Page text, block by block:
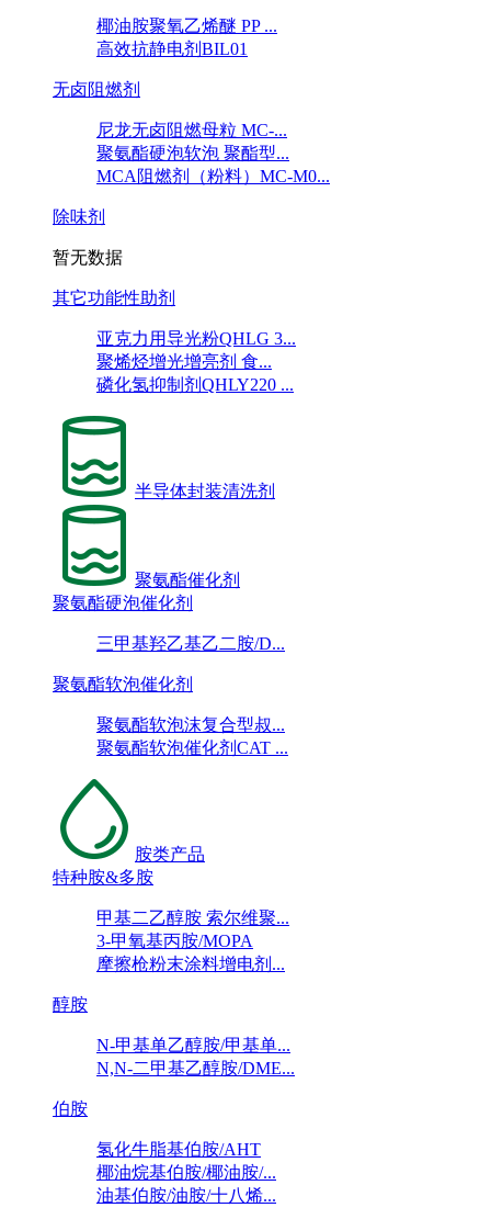
椰油胺聚氧乙烯醚 PP ...
高效抗静电剂BIL01
无卤阻燃剂
尼龙无卤阻燃母粒 MC-...
聚氨酯硬泡软泡 聚酯型...
MCA阻燃剂（粉料）MC-M0...
除味剂
暂无数据
其它功能性助剂
亚克力用导光粉QHLG 3...
聚烯烃增光增亮剂 食...
磷化氢抑制剂QHLY220 ...
半导体封装清洗剂
聚氨酯催化剂
聚氨酯硬泡催化剂
三甲基羟乙基乙二胺/D...
聚氨酯软泡催化剂
聚氨酯软泡沫复合型叔...
聚氨酯软泡催化剂CAT ...
胺类产品
特种胺&多胺
甲基二乙醇胺 索尔维聚...
3-甲氧基丙胺/MOPA
摩擦枪粉末涂料增电剂...
醇胺
N-甲基单乙醇胺/甲基单...
N,N-二甲基乙醇胺/DME...
伯胺
氢化牛脂基伯胺/AHT
椰油烷基伯胺/椰油胺/...
油基伯胺/油胺/十八烯...